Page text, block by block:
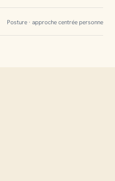
Posture · approche centrée personne